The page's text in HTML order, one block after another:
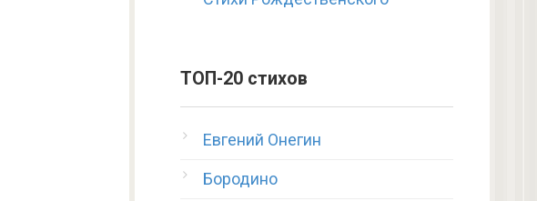
ТОП-20 стихов
Евгений Онегин
Бородино